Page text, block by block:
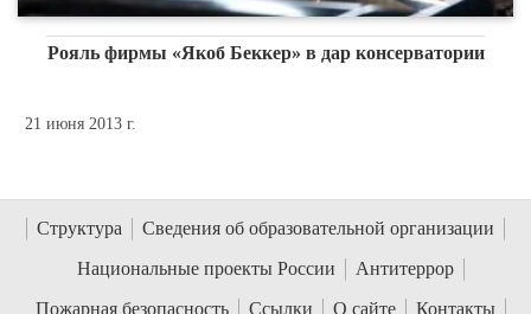
Рояль фирмы «Якоб Беккер» в дар консерватории
21 июня 2013 г.
Структура
Сведения об образовательной организации
Национальные проекты России
Антитеррор
Пожарная безопасность
Ссылки О сайте Контакты